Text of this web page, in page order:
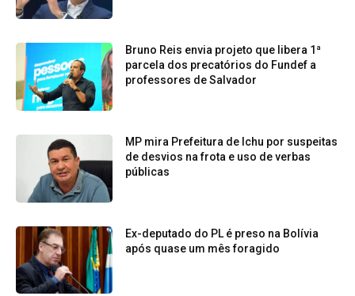
Bruno Reis envia projeto que libera 1ª
parcela dos precatórios do Fundef a
professores de Salvador
MP mira Prefeitura de Ichu por suspeitas
de desvios na frota e uso de verbas
públicas
Ex-deputado do PL é preso na Bolívia
após quase um mês foragido